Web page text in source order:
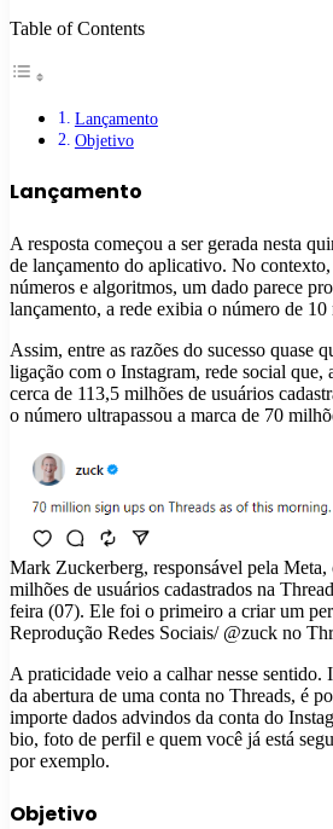
Table of Contents
Lançamento
Objetivo
Lançamento
A resposta começou a ser gerada nesta
de lançamento do aplicativo. No
números e algoritmos, um dado parece
lançamento, a rede exibia o número de 10
Assim, entre as razões do sucesso quase
ligação com o Instagram, rede social que,
cerca de 113,5 milhões de usuários
o número ultrapassou a marca de 70
Mark Zuckerberg, responsável pela Meta,
milhões de usuários cadastrados na
feira (07). Ele foi o primeiro a criar um
Reprodução Redes Sociais/ @zuck no
A praticidade veio a calhar nesse sentido.
da abertura de uma conta no Threads, é
importe dados advindos da conta do
bio, foto de perfil e quem você já está
por exemplo.
Objetivo